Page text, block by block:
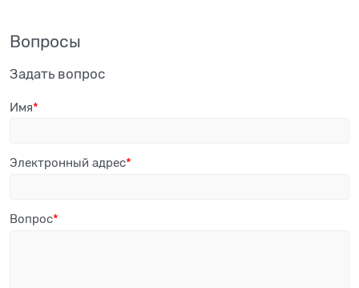
Вопросы
Задать вопрос
Имя
Электронный адрес
Вопрос